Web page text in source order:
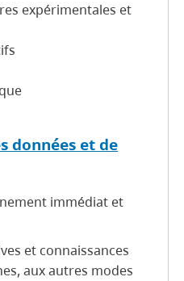
expérimentales et
données et de
immédiat et
et connaissances
aux autres modes